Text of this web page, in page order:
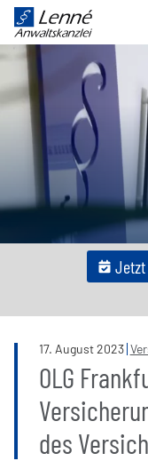
Jetzt
17. August2023
OLG
des